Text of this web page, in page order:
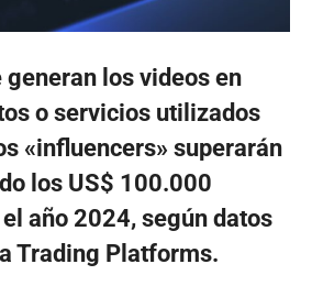
generan los videos en
o servicios utilizados
«influencers» superarán
los US$ 100.000
año 2024, según datos
Trading Platforms.